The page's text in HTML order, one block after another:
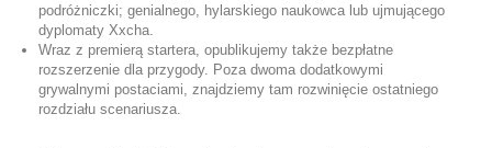
podróżniczki; genialnego, hylarskiego naukowca lub ujmującego
dyplomaty Xxcha.
Wraz z premierą startera, opublikujemy także bezpłatne
rozszerzenie dla przygody. Poza dwoma dodatkowymi
grywalnymi postaciami, znajdziemy tam rozwinięcie ostatniego
rozdziału scenariusza.